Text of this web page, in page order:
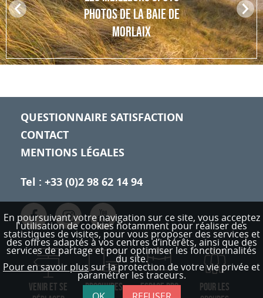
Pr
ev
io
us
PHOTOS DE LA BAIE DE
MORLAIX
N
ex
t
QUESTIONNAIRE SATISFACTION
CONTACT
MENTIONS LÉGALES
Tel : +33 (0)2 98 62 14 94
VENIR ET SE
BROCHURES ESPACE PRO
POUR LES
En poursuivant votre navigation sur ce site, vous acceptez
l'utilisation de cookies notamment pour réaliser des
statistiques de visites, pour vous proposer des services et
des offres adaptés à vos centres d’intérêts, ainsi que des
services de partage et pour optimiser les fonctionnalités
du site.
Pour en savoir plus sur la protection de votre vie privée et
paramétrer les traceurs.